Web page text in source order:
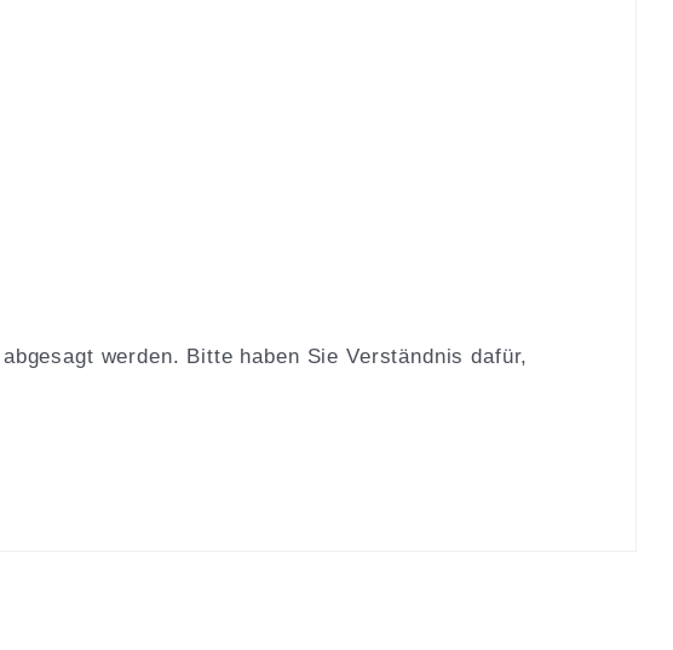
werden. Bitte haben Sie Verständnis dafür,